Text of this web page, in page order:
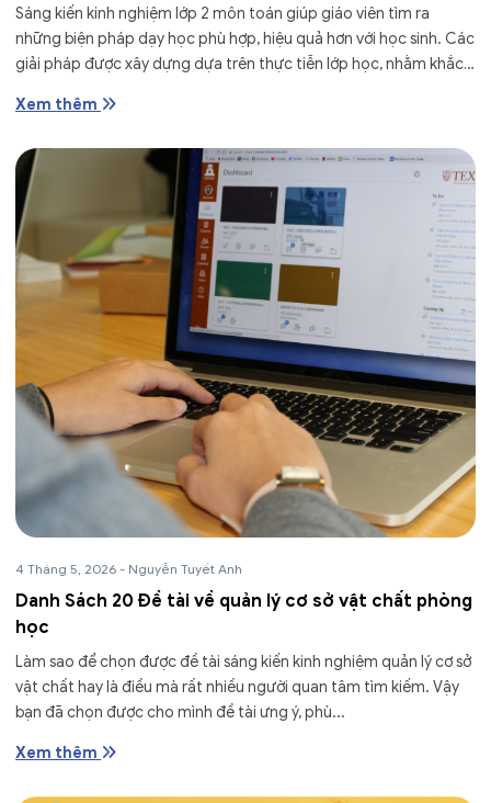
Sáng kiến kinh nghiệm lớp 2 môn toán giúp giáo viên tìm ra
những biện pháp dạy học phù hợp, hiệu quả hơn với học sinh. Các
giải pháp được xây dựng dựa trên thực tiễn lớp học, nhằm khắc
Xem thêm
4 Tháng 5, 2026 - Nguyễn Tuyết Anh
Danh Sách 20 Đề tài về quản lý cơ sở vật chất phòng
học
Làm sao để chọn được đề tài sáng kiến kinh nghiệm quản lý cơ sở
vật chất hay là điều mà rất nhiều người quan tâm tìm kiếm. Vậy
bạn đã chọn được cho mình đề tài ưng ý, phù...
Xem thêm